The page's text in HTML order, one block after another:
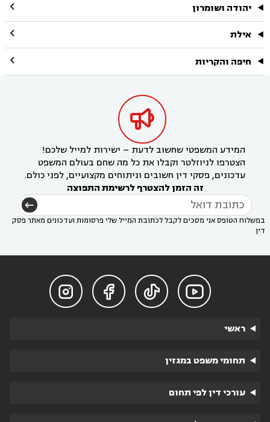
יהודה ושומרון 
אילת 
חיפה והקריות 

המידע המשפטי שחשוב לדעת – ישירות למייל שלכם!
הצטרפו לניוזלטר וקבלו את כל מה שחם בעולם המשפט
עדכונים, פסקי דין חשובים וניתוחים מקצועיים, לפני כולם.
זה הזמן להצטרף לרשימת התפוצה
במשלוח הטופס אני מסכים לקבל לכתובת המייל שלי פרסומות ועדכונים מאתר פסק
דין




ראשי
תחומי משפט במגזין
עורכי דין לפי תחום